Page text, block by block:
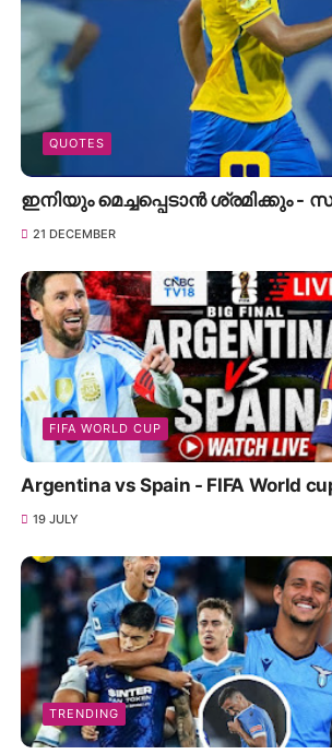
QUOTES
ഇനിയും മെച്ചപ്പെടാൻ ശ്രമിക്കും
21 DECEMBER
FIFA WORLD CUP
Argentina vs Spain - FIFA World
19 JULY
TRENDING